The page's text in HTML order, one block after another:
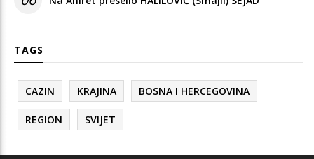
TAGS
CAZIN KRAJINA BOSNA I HERCEGOVINA
REGION SVIJET